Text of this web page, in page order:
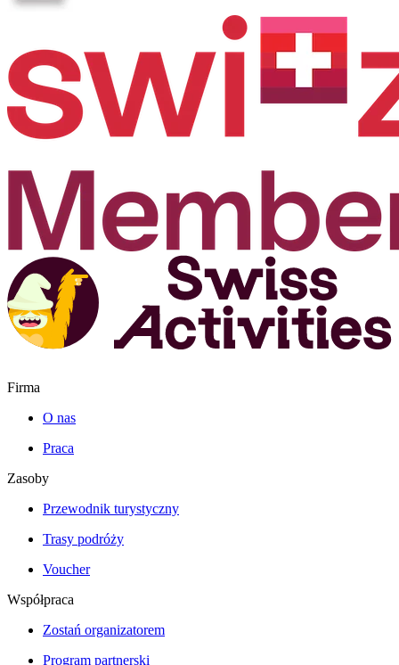
Firma
O nas
Praca
Zasoby
Przewodnik turystyczny
Trasy podróży
Voucher
Współpraca
Zostań organizatorem
Program partnerski